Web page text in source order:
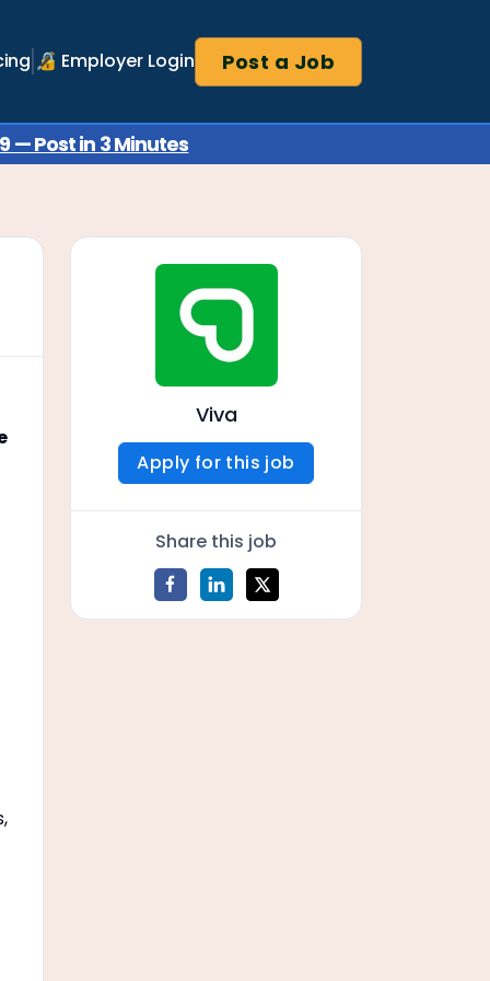
🔏 Employer Login Post a Job
— Post in 3 Minutes
Viva
Apply for this job
Share this job